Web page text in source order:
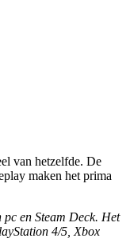
van hetzelfde. De
maken het prima
pc en Steam Deck. Het
4/5, Xbox